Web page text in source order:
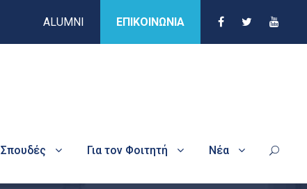
ALUMNI ΕΠΙΚΟΙΝΩΝΙΑ
Σπουδές Για τον Φοιτητή Νέα